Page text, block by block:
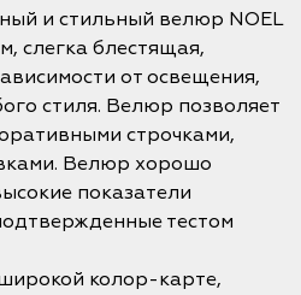
и стильный велюр NOEL
слегка блестящая,
от освещения,
стиля. Велюр позволяет
строчками,
Велюр хорошо
показатели
тестом
колор-карте,